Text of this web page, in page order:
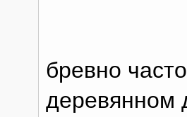
бревно
деревянном